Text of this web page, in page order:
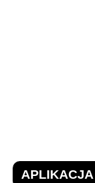
APLIKACJA